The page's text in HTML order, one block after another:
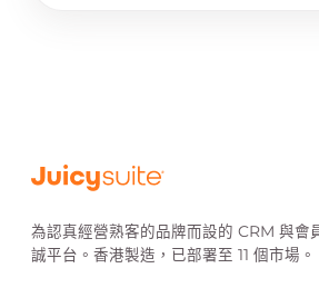
為認真經營熟客的品牌而設的 CRM 與會
誠平台。香港製造，已部署至 11 個市場。